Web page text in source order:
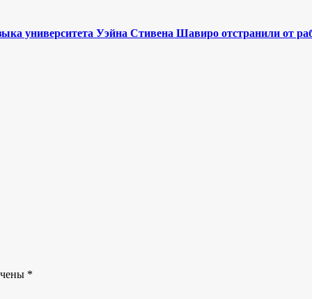
университета Уэйна Стивена Шавиро отстранили от
*